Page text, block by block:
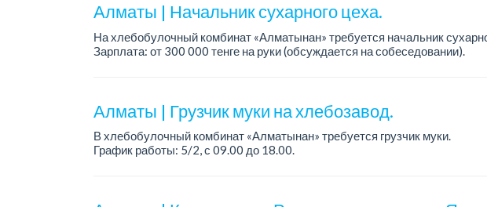
Алматы | Начальник сухарного цеха.
На хлебобулочный комбинат «Алматынан» требуется начальник
Зарплата: от 300 000 тенге на руки (обсуждается на собеседовании).
Алматы | Грузчик муки на хлебозавод.
В хлебобулочный комбинат «Алматынан» требуется грузчик муки.
График работы: 5/2, с 09.00 до 18.00.